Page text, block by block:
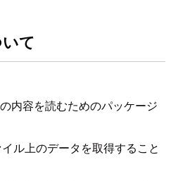
て
内容を読むためのパッケージ
ル上のデータを取得すること